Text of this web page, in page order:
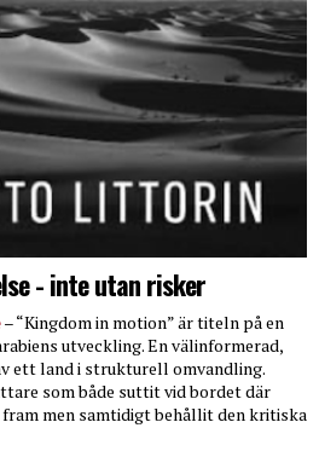
- inte utan risker
– “Kingdom in motion” är titeln på en
utveckling. En välinformerad,
ett land i strukturell omvandling.
som både suttit vid bordet där
men samtidigt behållit den kritiska